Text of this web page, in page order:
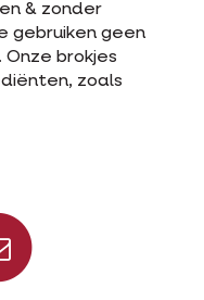
& zonder
gebruiken geen
brokjes
zoals
via